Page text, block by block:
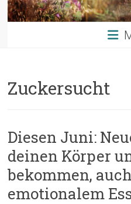
Zuckersucht
Diesen Juni:
deinen Körper
bekommen,
emotionalem